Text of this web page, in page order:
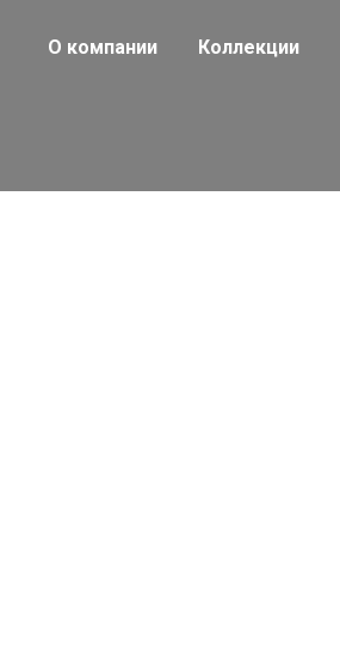
О компании Коллекции